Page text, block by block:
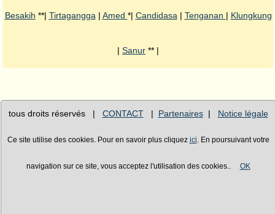
Besakih **| Tirtagangga | Amed *| Candidasa | Tenganan | Klungkung
| Sanur ** |
tous droits réservés | CONTACT| Partenaires| Notice légale
Ce site utilise des cookies. Pour en savoir plus cliquez ici . En poursuivant votre
navigation sur ce site, vous acceptez l'utilisation des cookies.. OK